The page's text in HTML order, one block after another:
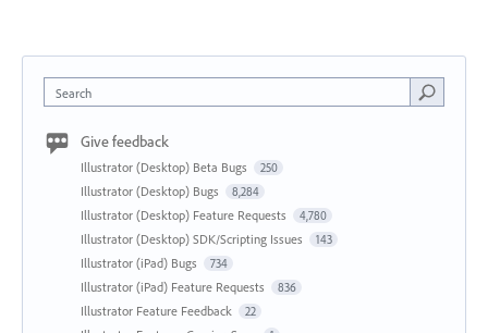
Search
Give feedback
Illustrator (Desktop) Beta Bugs 250
Illustrator (Desktop) Bugs 8,284
Illustrator (Desktop) Feature Requests 4,780
Illustrator (Desktop) SDK/Scripting Issues 143
Illustrator (iPad) Bugs 734
Illustrator (iPad) Feature Requests 836
Illustrator Feature Feedback 22